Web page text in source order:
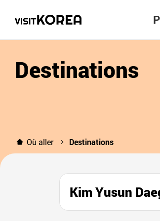
Destinations
Où aller Destinations
Kim Yusun